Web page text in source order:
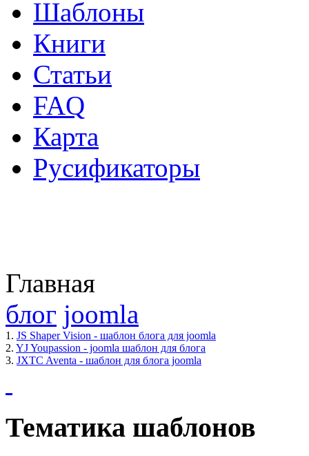
Шаблоны
Книги
Статьи
FAQ
Карта
Русификаторы
Главная
блог joomla
1. JS Shaper Vision - шаблон блога для joomla
2. YJ Youpassion - joomla шаблон для блога
3. JXTC Aventa - шаблон для блога joomla
Тематика шаблонов